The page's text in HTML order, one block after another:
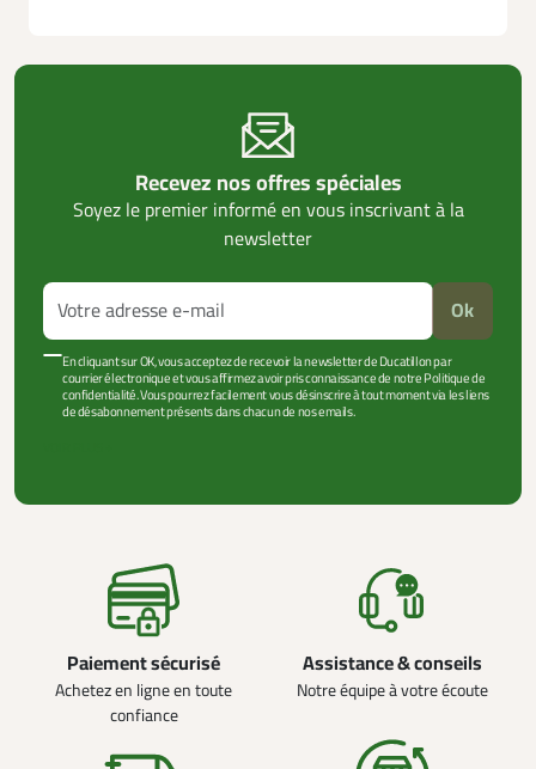
Recevez nos offres spéciales
Soyez le premier informé en vous inscrivant à la
newsletter
Ok
En cliquant sur OK, vous acceptez de recevoir la newsletter de Ducatillon par
courrier électronique et vous affirmez avoir pris connaissance de notre Politique de
confidentialité. Vous pourrez facilement vous désinscrire à tout moment via les liens
de désabonnement présents dans chacun de nos emails.
Paiement sécurisé
Achetez en ligne en toute
confiance
Assistance & conseils
Notre équipe à votre écoute